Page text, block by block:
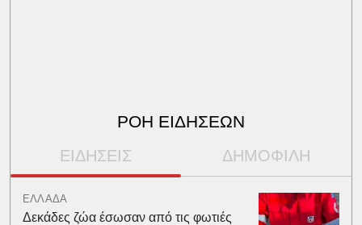
ΡΟΗ ΕΙΔΗΣΕΩΝ
ΕΙΔΗΣΕΙΣ ΔΗΜΟΦΙΛΗ
ΕΛΛΑΔΑ
Δεκάδες ζώα έσωσαν από τις φωτιές